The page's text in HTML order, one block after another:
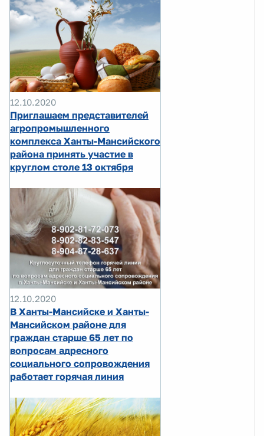
12.10.2020
Приглашаем представителей
агропромышленного
комплекса Ханты-Мансийского
района принять участие в
круглом столе 13 октября
12.10.2020
В Ханты-Мансийске и Ханты-
Мансийском районе для
граждан старше 65 лет по
вопросам адресного
социального сопровождения
работает горячая линия